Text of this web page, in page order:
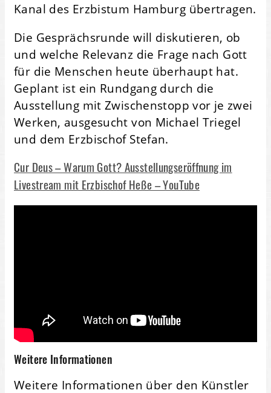
Kanal des Erzbistum Hamburg übertragen.
Die Gesprächsrunde will diskutieren, ob
und welche Relevanz die Frage nach Gott
für die Menschen heute überhaupt hat.
Geplant ist ein Rundgang durch die
Ausstellung mit Zwischenstopp vor je zwei
Werken, ausgesucht von Michael Triegel
und dem Erzbischof Stefan.
Cur Deus – Warum Gott? Ausstellungseröffnung im
Livestream mit Erzbischof Heße – YouTube
Weitere Informationen
Weitere Informationen über den Künstler